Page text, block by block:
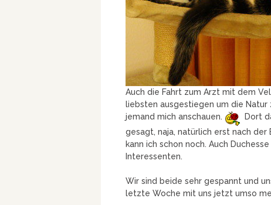
Auch die Fahrt zum Arzt mit dem
liebsten ausgestiegen um die Natur
jemand mich anschauen.
Dort
gesagt, naja, natürlich erst nach
kann ich schon noch. Auch
Interessenten.
Wir sind beide sehr gespannt und
letzte Woche mit uns jetzt umso